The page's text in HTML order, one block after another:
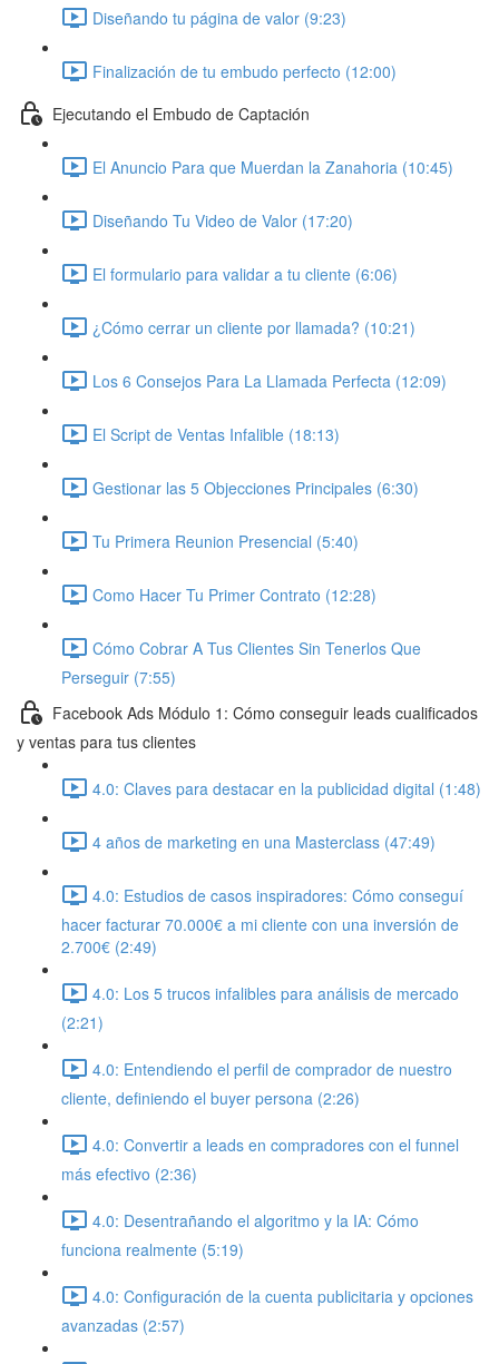
Diseñando tu página de valor (9:23)
Finalización de tu embudo perfecto (12:00)
Ejecutando el Embudo de Captación
El Anuncio Para que Muerdan la Zanahoria (10:45)
Diseñando Tu Video de Valor (17:20)
El formulario para validar a tu cliente (6:06)
¿Cómo cerrar un cliente por llamada? (10:21)
Los 6 Consejos Para La Llamada Perfecta (12:09)
El Script de Ventas Infalible (18:13)
Gestionar las 5 Objecciones Principales (6:30)
Tu Primera Reunion Presencial (5:40)
Como Hacer Tu Primer Contrato (12:28)
Cómo Cobrar A Tus Clientes Sin Tenerlos Que
Perseguir (7:55)
Facebook Ads Módulo 1: Cómo conseguir leads cualificados
y ventas para tus clientes
4.0: Claves para destacar en la publicidad digital (1:48)
4 años de marketing en una Masterclass (47:49)
4.0: Estudios de casos inspiradores: Cómo conseguí
hacer facturar 70.000€ a mi cliente con una inversión de
2.700€ (2:49)
4.0: Los 5 trucos infalibles para análisis de mercado
(2:21)
4.0: Entendiendo el perfil de comprador de nuestro
cliente, definiendo el buyer persona (2:26)
4.0: Convertir a leads en compradores con el funnel
más efectivo (2:36)
4.0: Desentrañando el algoritmo y la IA: Cómo
funciona realmente (5:19)
4.0: Configuración de la cuenta publicitaria y opciones
avanzadas (2:57)